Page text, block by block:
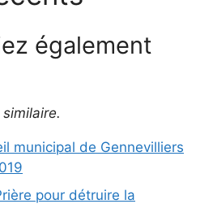
également
similaire.
municipal de Gennevilliers
pour détruire la